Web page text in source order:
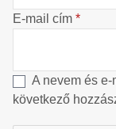
E-mail cím *
A nevem és
következő